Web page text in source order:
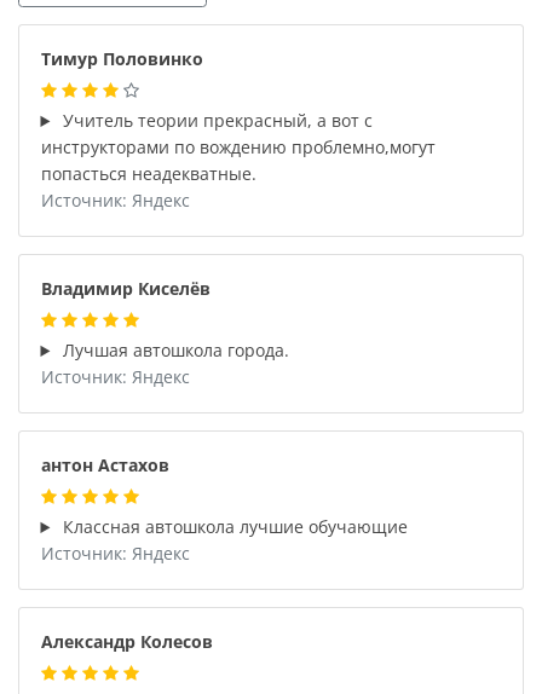
Тимур Половинко
Учитель теории прекрасный, а вот с
инструкторами по вождению проблемно,могут
попасться неадекватные.
Источник: Яндекс
Владимир Киселёв
Лучшая автошкола города.
Источник: Яндекс
антон Астахов
Классная автошкола лучшие обучающие
Источник: Яндекс
Александр Колесов